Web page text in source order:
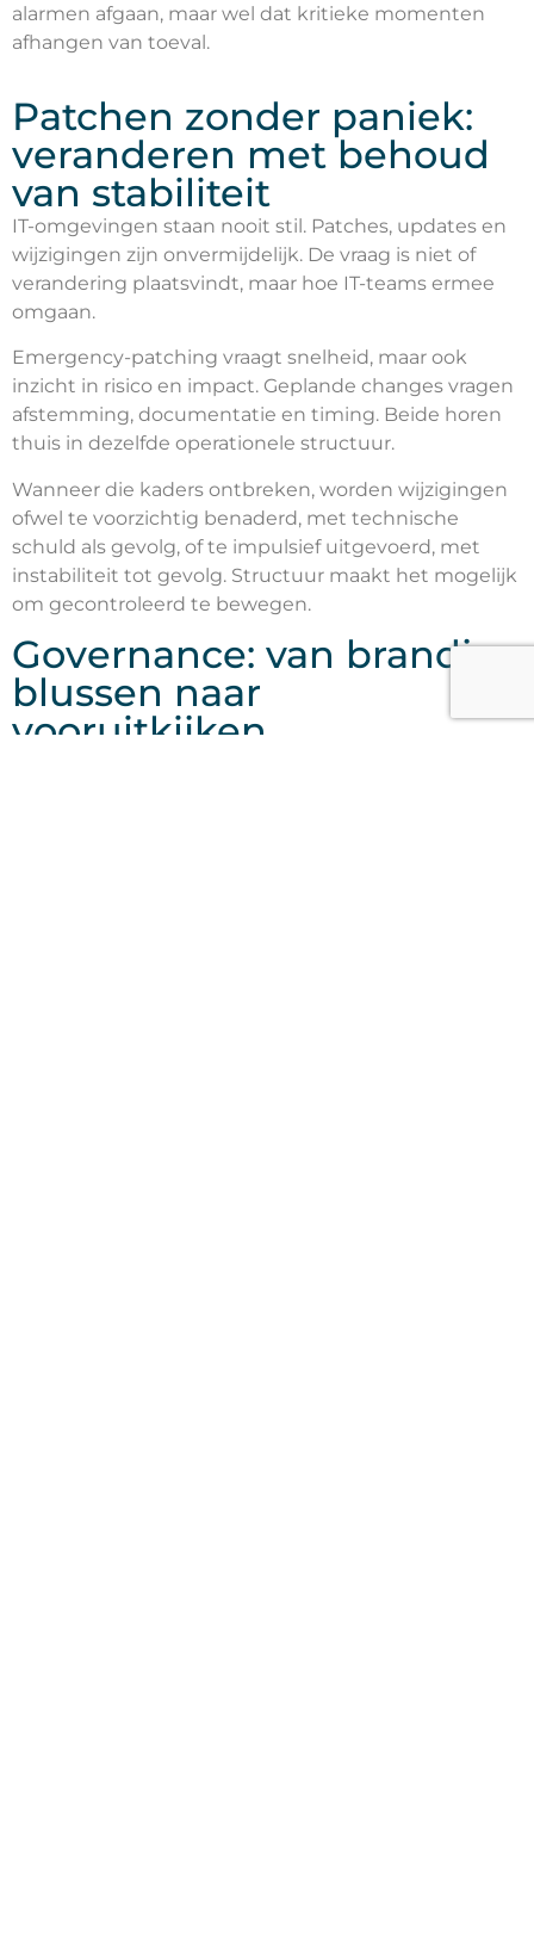
alarmen afgaan, maar wel dat kritieke momenten
afhangen van toeval.
Patchen zonder paniek:
veranderen met behoud
van stabiliteit
IT-omgevingen staan nooit stil. Patches, updates en
wijzigingen zijn onvermijdelijk. De vraag is niet of
verandering plaatsvindt, maar hoe IT-teams ermee
omgaan.
Emergency-patching vraagt snelheid, maar ook
inzicht in risico en impact. Geplande changes vragen
afstemming, documentatie en timing. Beide horen
thuis in dezelfde operationele structuur.
Wanneer die kaders ontbreken, worden wijzigingen
ofwel te voorzichtig benaderd, met technische
schuld als gevolg, of te impulsief uitgevoerd, met
instabiliteit tot gevolg. Structuur maakt het mogelijk
om gecontroleerd te bewegen.
Governance: van brandjes
blussen naar
vooruitkijken